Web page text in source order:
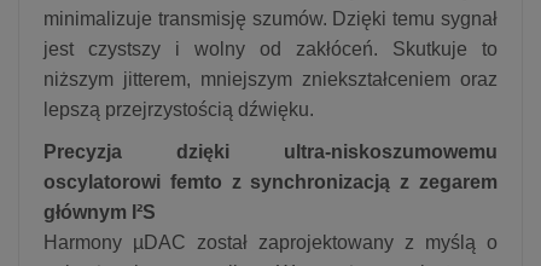
minimalizuje transmisję szumów. Dzięki temu sygnał
jest czystszy i wolny od zakłóceń. Skutkuje to
niższym jitterem, mniejszym zniekształceniem oraz
lepszą przejrzystością dźwięku.
Precyzja dzięki ultra-niskoszumowemu
oscylatorowi femto z synchronizacją z zegarem
głównym I²S
Harmony µDAC został zaprojektowany z myślą o